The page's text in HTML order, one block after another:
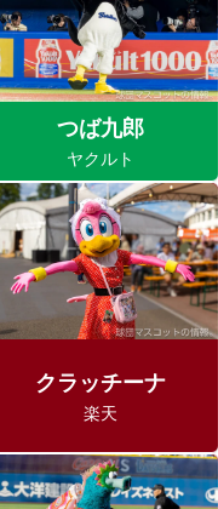
つば九郎
ヤクルト
クラッチーナ
楽天